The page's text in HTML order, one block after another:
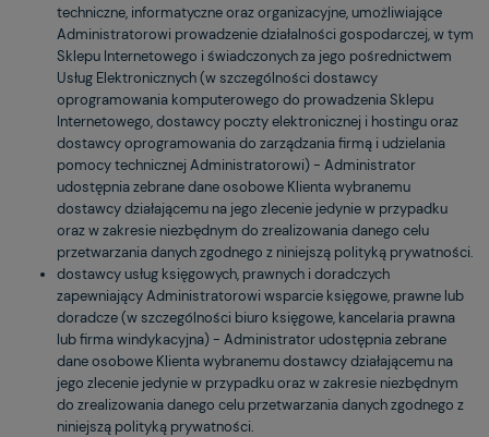
techniczne, informatyczne oraz organizacyjne, umożliwiające
Administratorowi prowadzenie działalności gospodarczej, w tym
Sklepu Internetowego i świadczonych za jego pośrednictwem
Usług Elektronicznych (w szczególności dostawcy
oprogramowania komputerowego do prowadzenia Sklepu
Internetowego, dostawcy poczty elektronicznej i hostingu oraz
dostawcy oprogramowania do zarządzania firmą i udzielania
pomocy technicznej Administratorowi) - Administrator
udostępnia zebrane dane osobowe Klienta wybranemu
dostawcy działającemu na jego zlecenie jedynie w przypadku
oraz w zakresie niezbędnym do zrealizowania danego celu
przetwarzania danych zgodnego z niniejszą polityką prywatności.
dostawcy usług księgowych, prawnych i doradczych
zapewniający Administratorowi wsparcie księgowe, prawne lub
doradcze (w szczególności biuro księgowe, kancelaria prawna
lub firma windykacyjna) - Administrator udostępnia zebrane
dane osobowe Klienta wybranemu dostawcy działającemu na
jego zlecenie jedynie w przypadku oraz w zakresie niezbędnym
do zrealizowania danego celu przetwarzania danych zgodnego z
niniejszą polityką prywatności.